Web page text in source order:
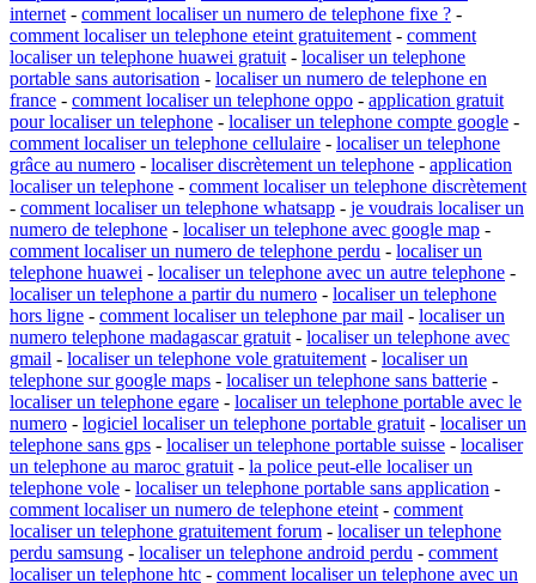
internet - comment localiser un numero de telephone fixe ? -
comment localiser un telephone eteint gratuitement - comment
localiser un telephone huawei gratuit - localiser un telephone
portable sans autorisation - localiser un numero de telephone en
france - comment localiser un telephone oppo - application gratuit
pour localiser un telephone - localiser un telephone compte google -
comment localiser un telephone cellulaire - localiser un telephone
grâce au numero - localiser discrètement un telephone - application
localiser un telephone - comment localiser un telephone discrètement
- comment localiser un telephone whatsapp - je voudrais localiser un
numero de telephone - localiser un telephone avec google map -
comment localiser un numero de telephone perdu - localiser un
telephone huawei - localiser un telephone avec un autre telephone -
localiser un telephone a partir du numero - localiser un telephone
hors ligne - comment localiser un telephone par mail - localiser un
numero telephone madagascar gratuit - localiser un telephone avec
gmail - localiser un telephone vole gratuitement - localiser un
telephone sur google maps - localiser un telephone sans batterie -
localiser un telephone egare - localiser un telephone portable avec le
numero - logiciel localiser un telephone portable gratuit - localiser un
telephone sans gps - localiser un telephone portable suisse - localiser
un telephone au maroc gratuit - la police peut-elle localiser un
telephone vole - localiser un telephone portable sans application -
comment localiser un numero de telephone eteint - comment
localiser un telephone gratuitement forum - localiser un telephone
perdu samsung - localiser un telephone android perdu - comment
localiser un telephone htc - comment localiser un telephone avec un